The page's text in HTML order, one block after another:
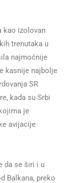
kao izolovan
trenutaka u
najmoćnije
kasnije najbolje
SR
kada su Srbi
je
avijacije
da se širi i u
Balkana, preko